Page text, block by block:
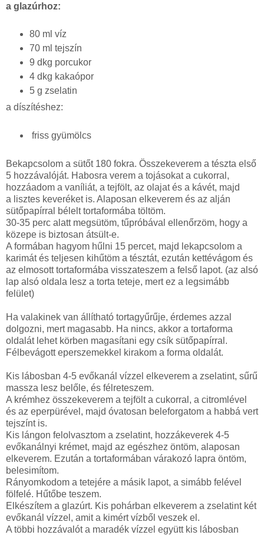
a glazúrhoz:
80 ml víz
70 ml tejszín
9 dkg porcukor
4 dkg kakaópor
5 g zselatin
a díszítéshez:
friss gyümölcs
Bekapcsolom a sütőt 180 fokra. Összekeverem a tészta első
5 hozzávalóját. Habosra verem a tojásokat a cukorral,
hozzáadom a vaníliát, a tejfölt, az olajat és a kávét, majd
a lisztes keveréket is. Alaposan elkeverem és az alján
sütőpapírral bélelt tortaformába töltöm.
30-35 perc alatt megsütöm, tűpróbával ellenőrzöm, hogy a
közepe is biztosan átsült-e.
A formában hagyom hűlni 15 percet, majd lekapcsolom a
karimát és teljesen kihűtöm a tésztát, ezután kettévágom és
az elmosott tortaformába visszateszem a felső lapot. (az alsó
lap alsó oldala lesz a torta teteje, mert ez a legsimább
felület)
Ha valakinek van állítható tortagyűrűje, érdemes azzal
dolgozni, mert magasabb. Ha nincs, akkor a tortaforma
oldalát lehet körben magasítani egy csík sütőpapírral.
Félbevágott eperszemekkel kirakom a forma oldalát.
Kis lábosban 4-5 evőkanál vízzel elkeverem a zselatint, sűrű
massza lesz belőle, és félreteszem.
A krémhez összekeverem a tejfölt a cukorral, a citromlével
és az eperpürével, majd óvatosan beleforgatom a habbá vert
tejszínt is.
Kis lángon felolvasztom a zselatint, hozzákeverek 4-5
evőkanálnyi krémet, majd az egészhez öntöm, alaposan
elkeverem. Ezután a tortaformában várakozó lapra öntöm,
belesimítom.
Rányomkodom a tetejére a másik lapot, a simább felével
fölfelé. Hűtőbe teszem.
Elkészítem a glazúrt. Kis pohárban elkeverem a zselatint két
evőkanál vízzel, amit a kimért vízből veszek el.
A többi hozzávalót a maradék vízzel együtt kis lábosban